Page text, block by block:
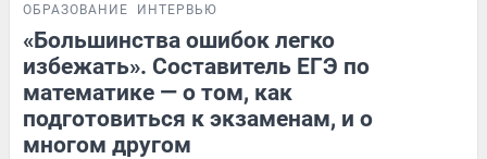
ОБРАЗОВАНИЕ ИНТЕРВЬЮ
«Большинства ошибок легко
избежать». Составитель ЕГЭ по
математике — о том, как
подготовиться к экзаменам, и о
многом другом